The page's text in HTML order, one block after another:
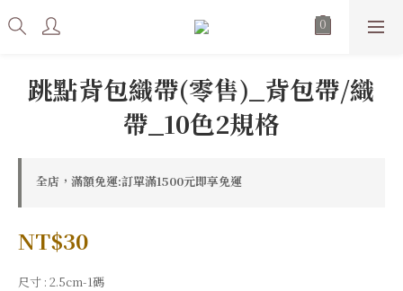
跳點背包織帶(零售)_背包帶/織
帶_10色2規格
全店，滿額免運:訂單滿1500元即享免運
NT$30
尺寸 : 2.5cm-1碼